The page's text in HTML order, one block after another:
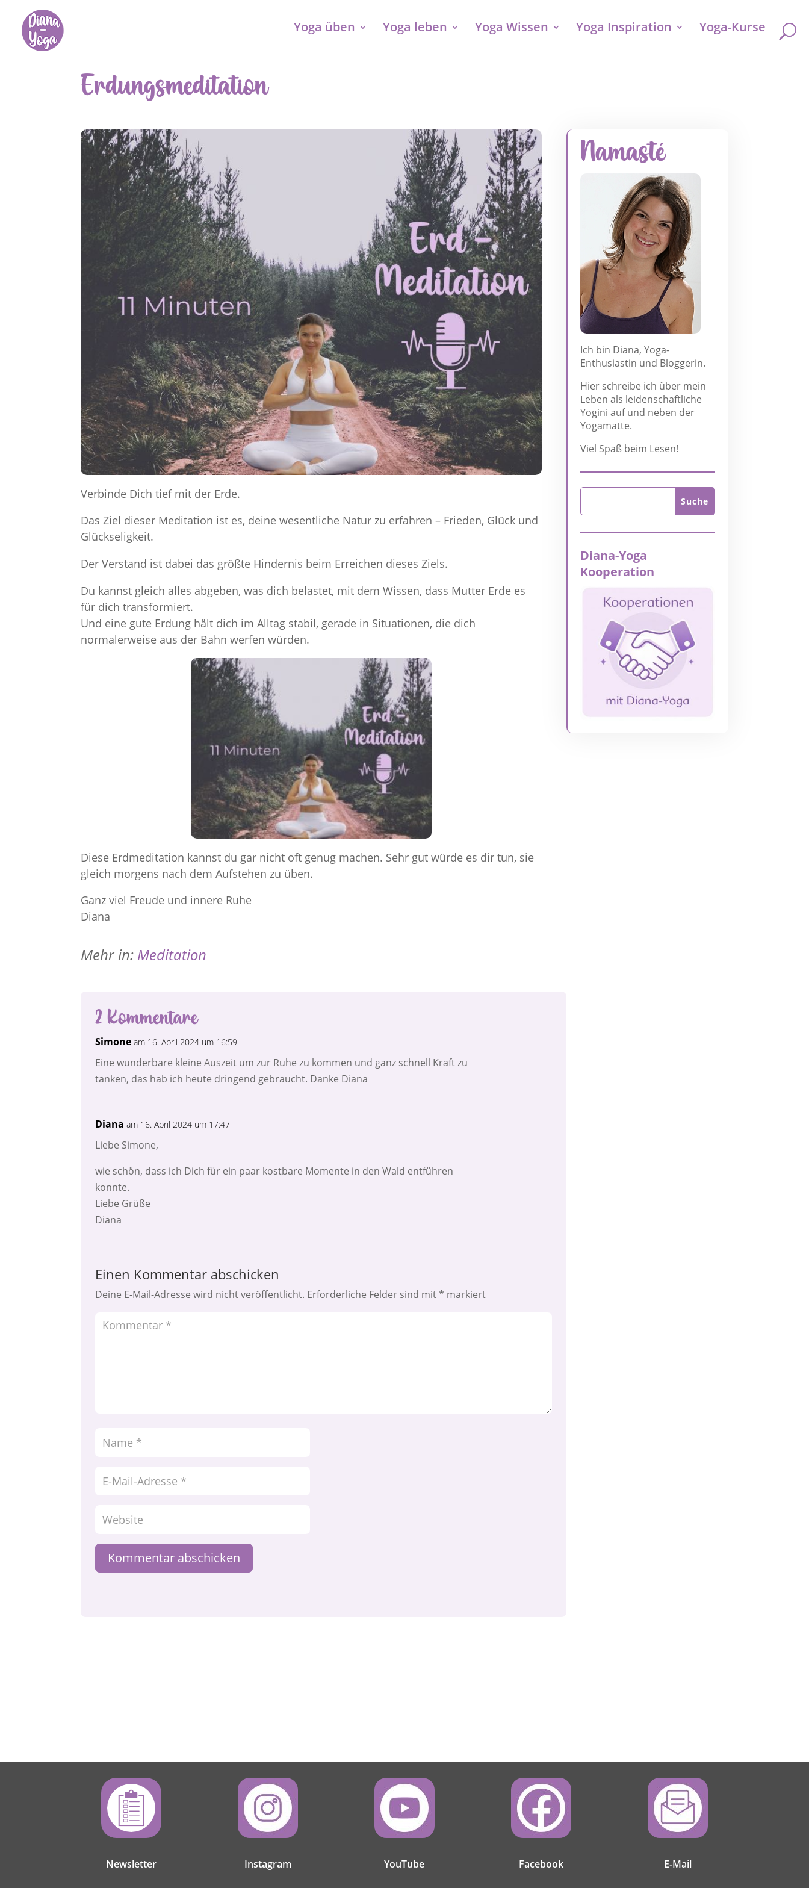
Yoga üben Yoga leben Yoga Wissen Yoga Inspiration Yoga-Kurse
Erdungsmeditation
Verbinde Dich tief mit der Erde.
Das Ziel dieser Meditation ist es, deine wesentliche Natur zu erfahren – Frieden, Glück und
Glückseligkeit.
Der Verstand ist dabei das größte Hindernis beim Erreichen dieses Ziels.
Du kannst gleich alles abgeben, was dich belastet, mit dem Wissen, dass Mutter Erde es
für dich transformiert.
Und eine gute Erdung hält dich im Alltag stabil, gerade in Situationen, die dich
normalerweise aus der Bahn werfen würden.
Diese Erdmeditation kannst du gar nicht oft genug machen. Sehr gut würde es dir tun, sie
gleich morgens nach dem Aufstehen zu üben.
Ganz viel Freude und innere Ruhe
Diana
Mehr in: Meditation
2 Kommentare
Simone am 16. April 2024 um 16:59
Eine wunderbare kleine Auszeit um zur Ruhe zu kommen und ganz schnell Kraft zu
tanken, das hab ich heute dringend gebraucht. Danke Diana
Diana am 16. April 2024 um 17:47
Liebe Simone,
wie schön, dass ich Dich für ein paar kostbare Momente in den Wald entführen
konnte.
Liebe Grüße
Diana
Einen Kommentar abschicken
Deine E-Mail-Adresse wird nicht veröffentlicht. Erforderliche Felder sind mit* markiert
Kommentar abschicken
Namasté
Ich bin Diana, Yoga-
Enthusiastin und Bloggerin.
Hier schreibe ich über mein
Leben als leidenschaftliche
Yogini auf und neben der
Yogamatte.
Viel Spaß beim Lesen!
Diana-Yoga
Kooperation
Newsletter Instagram YouTube Facebook E-Mail